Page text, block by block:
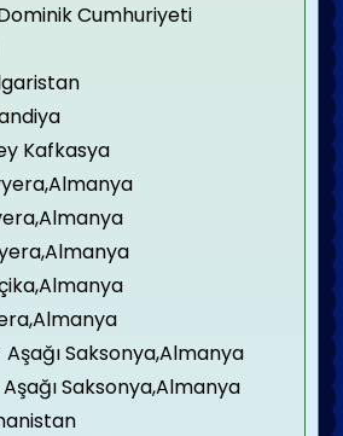
Cumhuriyeti
Kafkasya
Saksonya,Almanya
Saksonya,Almanya